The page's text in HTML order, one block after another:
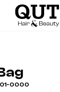
0000